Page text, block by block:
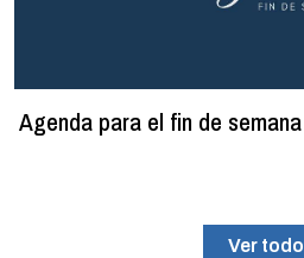
Agenda para el fin de semana
Ver todo